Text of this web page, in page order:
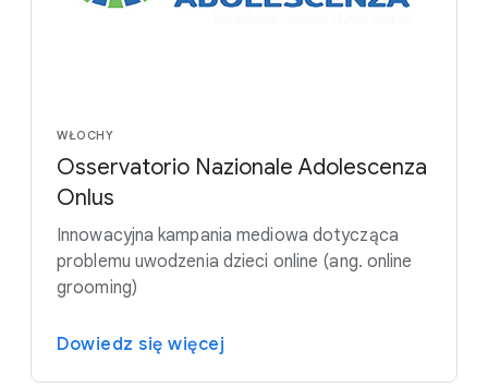
WŁOCHY
Osservatorio Nazionale Adolescenza
Onlus
Innowacyjna kampania mediowa dotycząca
problemu uwodzenia dzieci online (ang. online
grooming)
Dowiedz się więcej